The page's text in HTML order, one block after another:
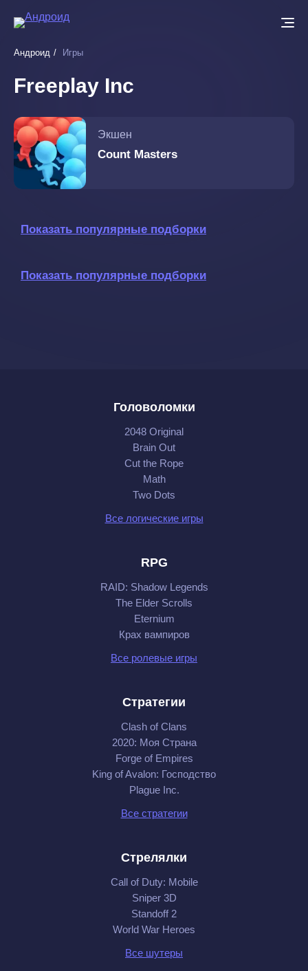
основному
Андроид Игры
Freeplay Inc
Экшен
Count Masters
Показать популярные подборки
Показать популярные подборки
Головоломки
2048 Original
Brain Out
Cut the Rope
Math
Two Dots
Все логические игры
RPG
RAID: Shadow Legends
The Elder Scrolls
Eternium
Крах вампиров
Все ролевые игры
Стратегии
Clash of Clans
2020: Моя Cтрана
Forge of Empires
King of Avalon: Господство
Plague Inc.
Все стратегии
Стрелялки
Call of Duty: Mobile
Sniper 3D
Standoff 2
World War Heroes
Все шутеры